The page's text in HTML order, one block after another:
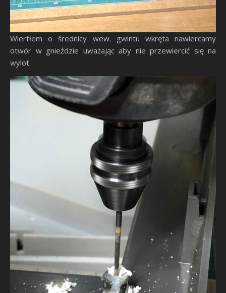
Wiertłem o średnicy wew. gwintu wkręta nawiercamy
otwór w gnieździe uważając aby nie przewiercić się na
wylot.